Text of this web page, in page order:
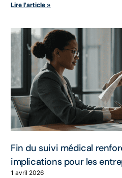
Lire l'article »
Fin du suivi médical
implications pour les
1 avril 2026